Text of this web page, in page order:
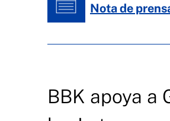
Nota de
BBK apoya a